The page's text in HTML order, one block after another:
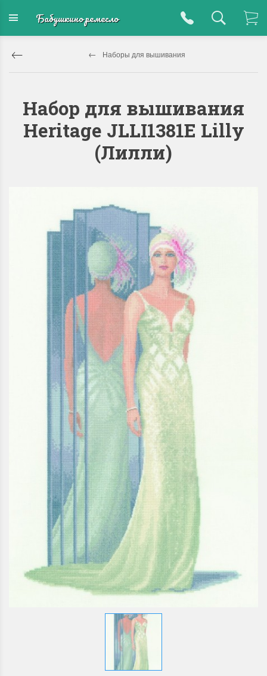
Бабушкино ремесло
Наборы для вышивания
Набор для вышивания
Heritage JLLI1381E Lilly
(Лилли)